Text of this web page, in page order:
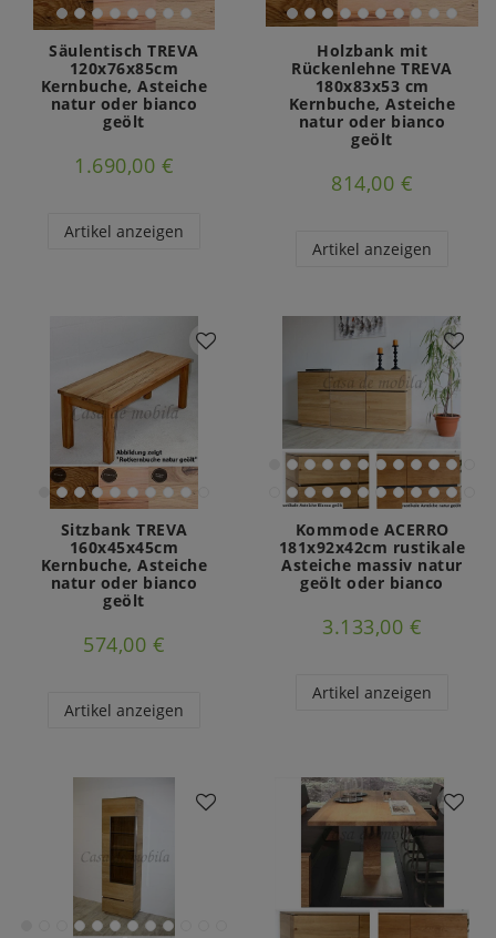
Säulentisch TREVA
120x76x85cm
Kernbuche, Asteiche
natur oder bianco
geölt
1.690,00 €
Artikel anzeigen
Holzbank mit
Rückenlehne TREVA
180x83x53 cm
Kernbuche, Asteiche
natur oder bianco
geölt
814,00 €
Artikel anzeigen
Sitzbank TREVA
160x45x45cm
Kernbuche, Asteiche
natur oder bianco
geölt
574,00 €
Artikel anzeigen
Kommode ACERRO
181x92x42cm rustikale
Asteiche massiv natur
geölt oder bianco
3.133,00 €
Artikel anzeigen